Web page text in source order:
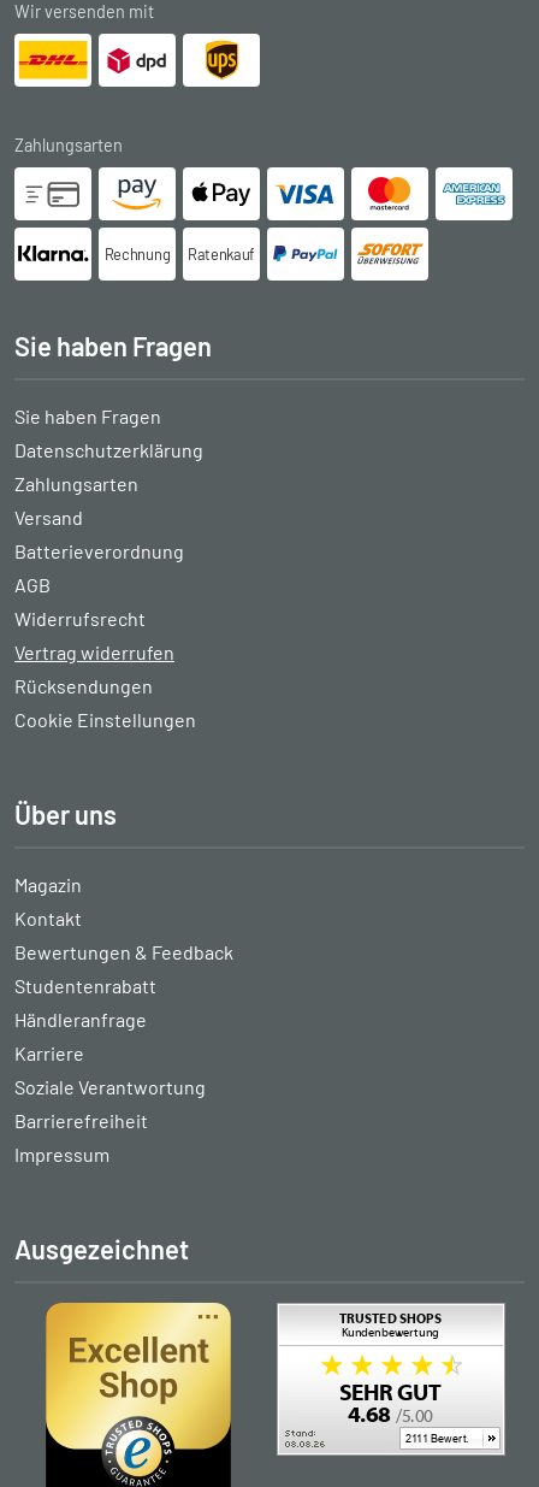
Wir versenden mit
Zahlungsarten
Rechnung Ratenkauf
Sie haben Fragen
Sie haben Fragen
Datenschutzerklärung
Zahlungsarten
Versand
Batterieverordnung
AGB
Widerrufsrecht
Vertrag widerrufen
Rücksendungen
Cookie Einstellungen
Über uns
Magazin
Kontakt
Bewertungen & Feedback
Studentenrabatt
Händleranfrage
Karriere
Soziale Verantwortung
Barrierefreiheit
Impressum
Ausgezeichnet